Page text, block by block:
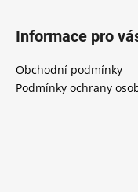
Informace pro
Obchodní podmínky
Podmínky ochrany